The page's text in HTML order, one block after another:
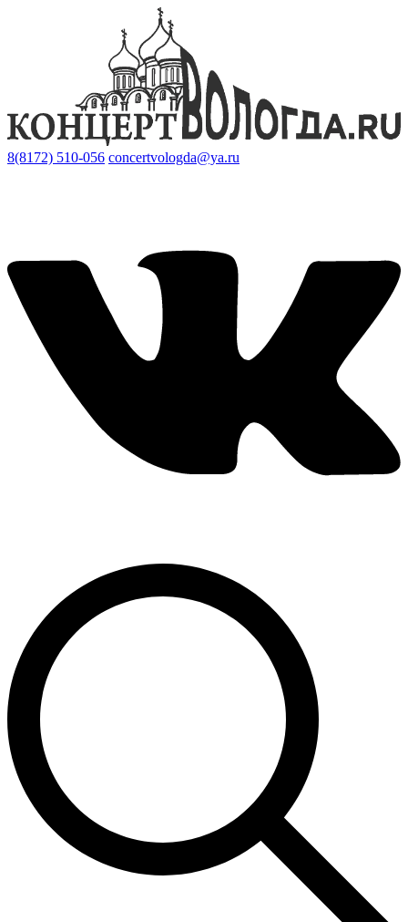
8(8172) 510-056 concertvologda@ya.ru